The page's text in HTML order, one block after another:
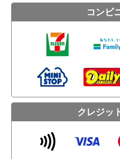
コンビ
クレジッ